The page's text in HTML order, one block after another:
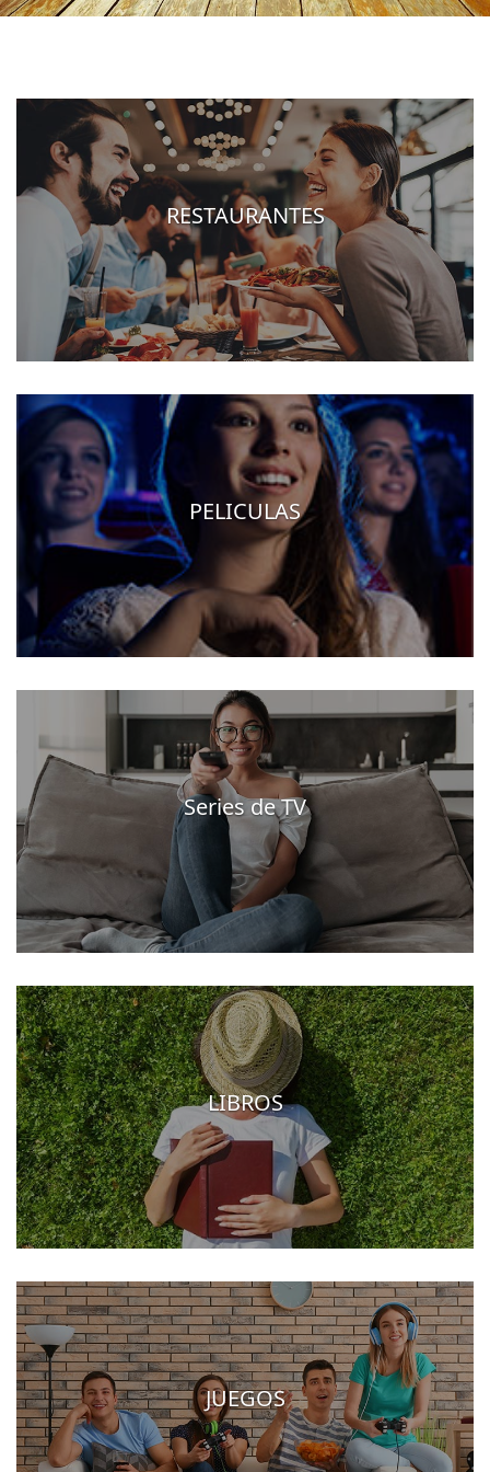
RESTAURANTES
PELICULAS
Series de TV
LIBROS
JUEGOS